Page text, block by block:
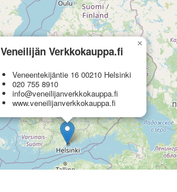
Veneilijän Verkkokauppa.fi
Veneentekijäntie 16 00210 Helsinki
020 755 8910
info@veneilijanverkkokauppa.fi
www.veneilijanverkkokauppa.fi
×